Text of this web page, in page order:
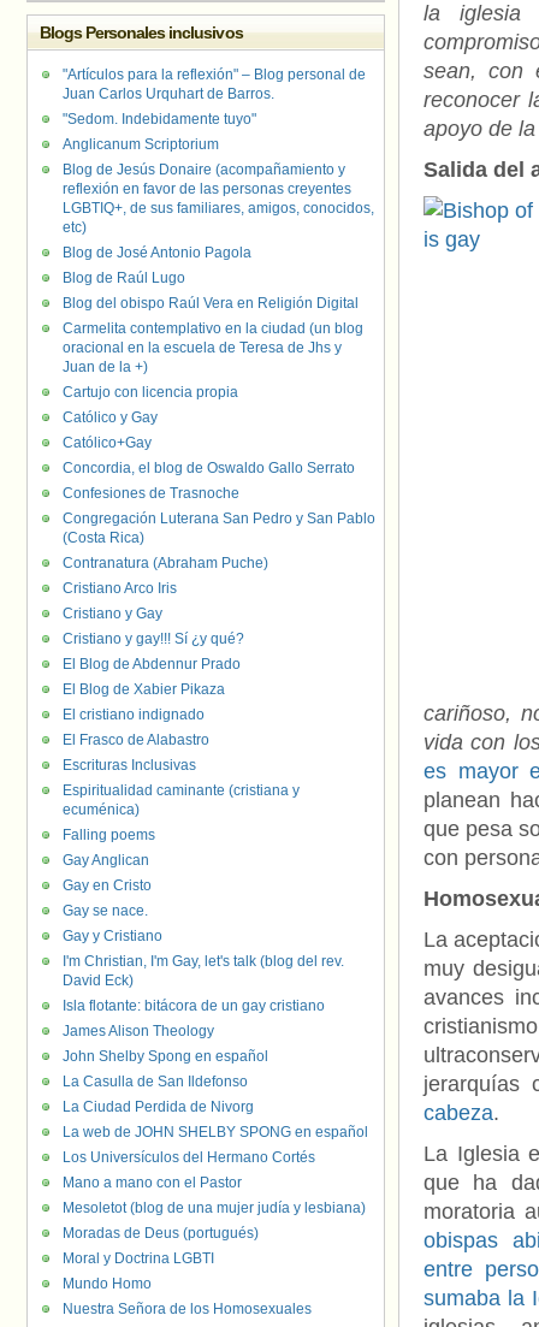
la iglesia
sean, con
reconocer
apoyo de la
Salida del
cariñoso,
vida con
es mayor
planean
que pesa
con
La
muy
avances
jerarquías
cabeza.
La Iglesia
que ha
moratoria
obispas
entre
sumaba la
Blogs Personales inclusivos
"Artículos para la reflexión" – Blog personal de
Juan Carlos Urquhart de Barros.
"Sedom. Indebidamente tuyo"
Anglicanum Scriptorium
Blog de Jesús Donaire (acompañamiento y
reflexión en favor de las personas creyentes
LGBTIQ+, de sus familiares, amigos, conocidos,
etc)
Blog de José Antonio Pagola
Blog de Raúl Lugo
Blog del obispo Raúl Vera en Religión Digital
Carmelita contemplativo en la ciudad (un blog
oracional en la escuela de Teresa de Jhs y
Juan de la +)
Cartujo con licencia propia
Católico y Gay
Católico+Gay
Concordia, el blog de Oswaldo Gallo Serrato
Confesiones de Trasnoche
Congregación Luterana San Pedro y San Pablo
(Costa Rica)
Contranatura (Abraham Puche)
Cristiano Arco Iris
Cristiano y Gay
Cristiano y gay!!! Sí ¿y qué?
El Blog de Abdennur Prado
El Blog de Xabier Pikaza
El cristiano indignado
El Frasco de Alabastro
Escrituras Inclusivas
Espiritualidad caminante (cristiana y
ecuménica)
Falling poems
Gay Anglican
Gay en Cristo
Gay se nace.
Gay y Cristiano
I'm Christian, I'm Gay, let's talk (blog del rev.
David Eck)
Isla flotante: bitácora de un gay cristiano
James Alison Theology
John Shelby Spong en español
La Casulla de San Ildefonso
La Ciudad Perdida de Nivorg
La web de JOHN SHELBY SPONG en español
Los Universículos del Hermano Cortés
Mano a mano con el Pastor
Mesoletot (blog de una mujer judía y lesbiana)
Moradas de Deus (portugués)
Moral y Doctrina LGBTI
Mundo Homo
Nuestra Señora de los Homosexuales